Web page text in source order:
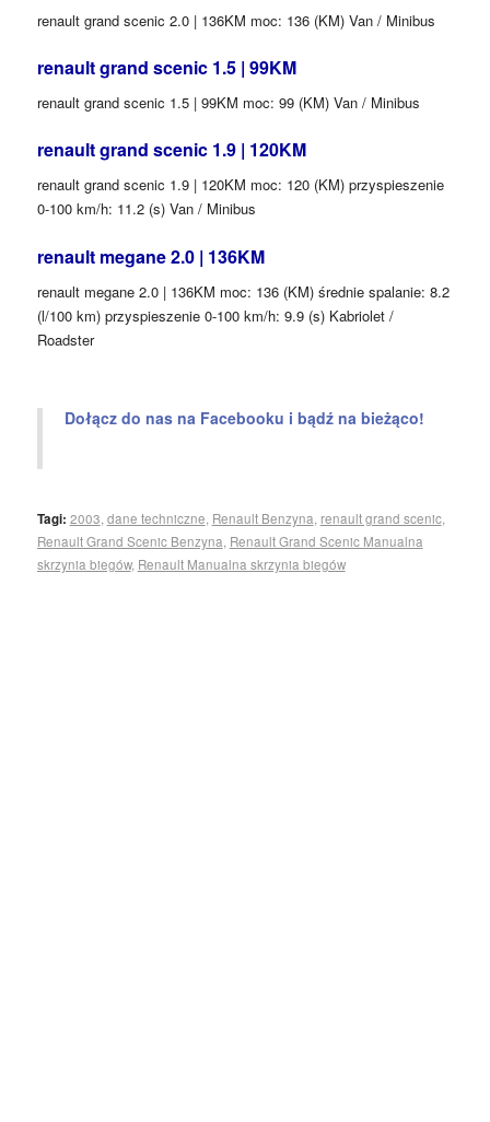
renault grand scenic 2.0 | 136KM moc: 136 (KM) Van / Minibus
renault grand scenic 1.5 | 99KM
renault grand scenic 1.5 | 99KM moc: 99 (KM) Van / Minibus
renault grand scenic 1.9 | 120KM
renault grand scenic 1.9 | 120KM moc: 120 (KM) przyspieszenie
0-100 km/h: 11.2 (s) Van / Minibus
renault megane 2.0 | 136KM
renault megane 2.0 | 136KM moc: 136 (KM) średnie spalanie: 8.2
(l/100 km) przyspieszenie 0-100 km/h: 9.9 (s) Kabriolet /
Roadster
Dołącz do nas na Facebooku i bądź na bieżąco!
Tagi: 2003 dane techniczne Renault Benzyna renault grand scenic,
Renault Grand Scenic Benzyna Renault Grand Scenic Manualna
skrzynia biegów, Renault Manualna skrzynia biegów